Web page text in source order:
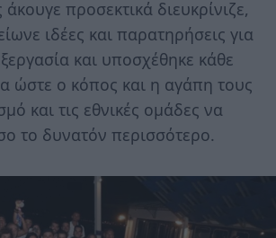
προσεκτικά διευκρίνιζε,
ιδέες και παρατηρήσεις για
και υποσχέθηκε κάθε
ώστε ο κόπος και η αγάπη τους
και τις εθνικές ομάδες να
το δυνατόν περισσότερο.